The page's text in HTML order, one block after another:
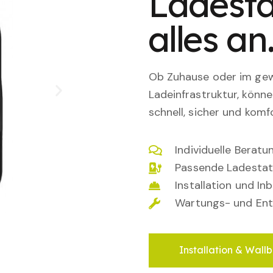
alles
Ob Zuhause oder im
Ladeinfrastruktur,
schnell, sicher und
Individuelle
Passende
Installation und
Wartungs- und
Installation &